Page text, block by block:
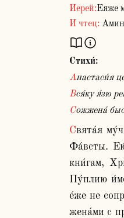
Иерей:Еяже
И чтец:
Стихи́:
Анастаси́я
Вся́ку я́зю
Сожжена́
Свята́я му́ченица Анастаси́я бе́яше при Диоклитиа́не цари́ во гра́де Ри́мстем, Препекса́та не́коего дщи, ма́тере же
Фа́всты.
кни́гам,
Пу́плию
е́же не
жена́ми с